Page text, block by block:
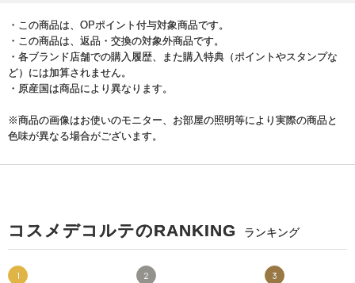
・この商品は、OPポイント付与対象商品です。
・この商品は、返品・交換の対象外商品です。
・各ブランド店舗での購入履歴、また購入特典（ポイントやスタンプな
ど）には加算されません。
・原産国は商品により異なります。
※商品の画像はお使いのモニター、お部屋の照明等により実際の商品と
色味が異なる場合がございます。
コスメデコルテのRANKING ランキング
1 2 3